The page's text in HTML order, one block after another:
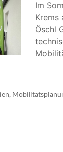
Im
Krems
Öschl
,